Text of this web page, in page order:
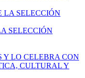
SELECCIÓN